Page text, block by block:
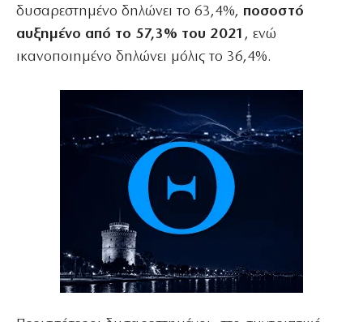
δυσαρεστημένο δηλώνει το 63,4%, ποσοστό
αυξημένο από το 57,3% του 2021 , ενώ
ικανοποιημένο δηλώνει μόλις το 36,4%.